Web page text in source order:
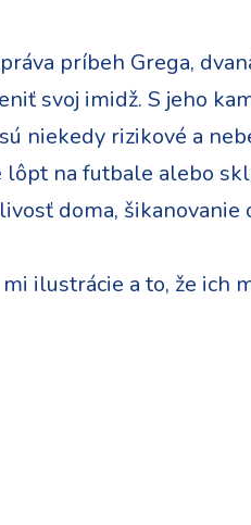
príbeh Grega,
svoj imidž. S jeho
niekedy rizikové a
lôpt na futbale alebo
doma,
ilustrácie a to, že ich